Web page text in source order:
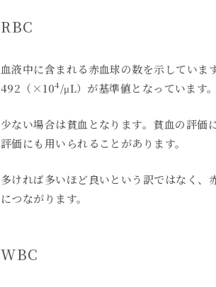
RBC
血液中に含まれる赤血球の数を示してい
492（×104/μL）が基準値となっています。
少ない場合は貧血となります。貧血の評
評価にも用いられることがあります。
多ければ多いほど良いという訳ではなく
につながります。
WBC